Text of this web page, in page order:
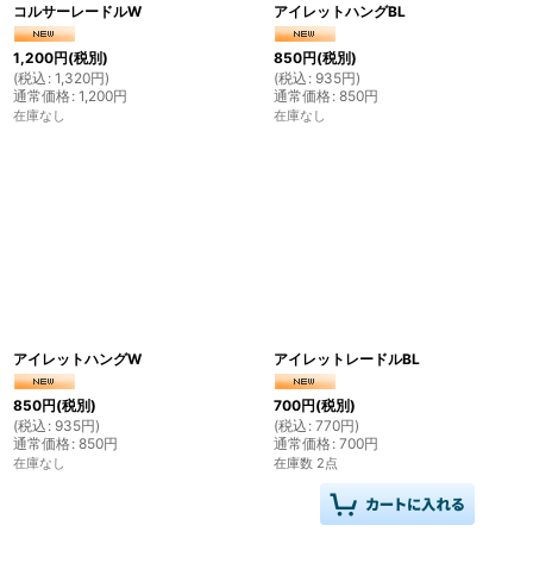
コルサーレードルW
1,200円(税別)
(税込 : 1,320円)
通常価格: 1,200円
在庫なし
アイレットハングBL
850円(税別)
(税込 : 935円)
通常価格: 850円
在庫なし
アイレットハングW
850円(税別)
(税込 : 935円)
通常価格: 850円
在庫なし
アイレットレードルBL
700円(税別)
(税込 : 770円)
通常価格: 700円
在庫数 2点